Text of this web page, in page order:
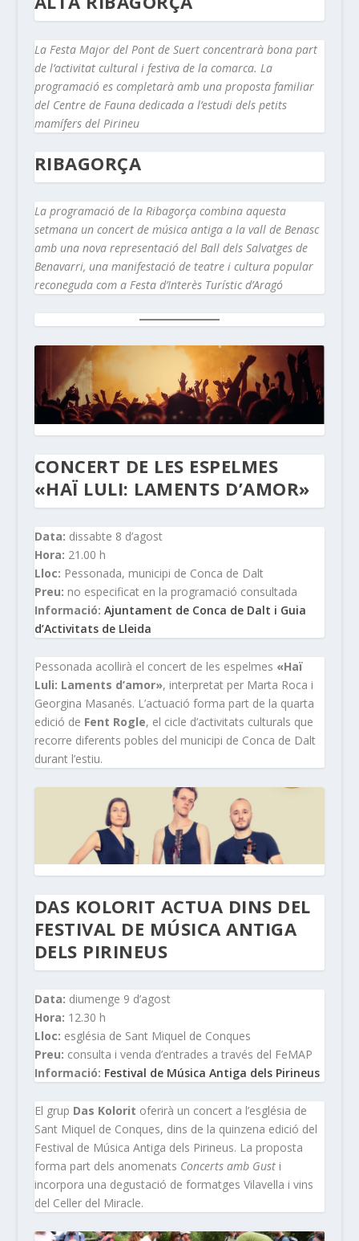
La Festa Major del Pont de Suert concentrarà bona part
de l’activitat cultural i festiva de la comarca. La
programació es completarà amb una proposta familiar
del Centre de Fauna dedicada a l’estudi dels petits
mamífers del Pirineu
RIBAGORÇA
La programació de la Ribagorça combina aquesta
setmana un concert de música antiga a la vall de Benasc
amb una nova representació del Ball dels Salvatges de
Benavarri, una manifestació de teatre i cultura popular
reconeguda com a Festa d’Interès Turístic d’Aragó
CONCERT DE LES ESPELMES
«HAÏ LULI: LAMENTS D’AMOR»
Data: dissabte 8 d’agost
Hora: 21.00 h
Lloc: Pessonada, municipi de Conca de Dalt
Preu: no especificat en la programació consultada
Informació: Ajuntament de Conca de Dalt i Guia
d’Activitats de Lleida
Pessonada acollirà el concert de les espelmes «Haï
Luli: Laments d’amor», interpretat per Marta Roca i
Georgina Masanés. L’actuació forma part de la quarta
edició de Fent Rogle, el cicle d’activitats culturals que
recorre diferents pobles del municipi de Conca de Dalt
durant l’estiu.
DAS KOLORIT ACTUA DINS DEL
FESTIVAL DE MÚSICA ANTIGA
DELS PIRINEUS
Data: diumenge 9 d’agost
Hora: 12.30 h
Lloc: església de Sant Miquel de Conques
Preu: consulta i venda d’entrades a través del FeMAP
Informació: Festival de Música Antiga dels Pirineus
El grup Das Kolorit oferirà un concert a l’església de
Sant Miquel de Conques, dins de la quinzena edició del
Festival de Música Antiga dels Pirineus. La proposta
forma part dels anomenats Concerts amb Gusti
incorpora una degustació de formatges Vilavella i vins
del Celler del Miracle.